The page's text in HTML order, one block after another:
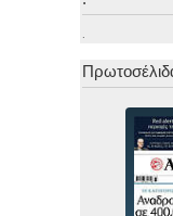
.